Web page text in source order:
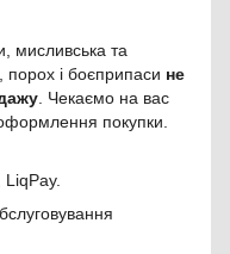
мисливська та
порох і боєприпаси не
. Чекаємо на вас
покупки.